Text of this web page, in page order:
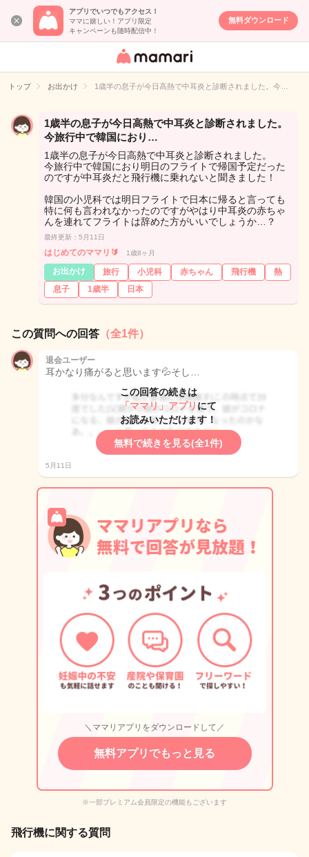
アプリでいつでもアクセス！
ママに嬉しい！アプリ限定
キャンペーンも随時配信中！
無料ダウンロード
女性専用匿名QA
イト
トップ お出かけ 1歳半の息子が今日高熱で中耳炎と診断されました。今…
1歳半の息子が今日高熱で中耳炎と診断されました。
今旅行中で韓国におり…
1歳半の息子が今日高熱で中耳炎と診断されました。
今旅行中で韓国におり明日のフライトで帰国予定だった
のですが中耳炎だと飛行機に乗れないと聞きました！
韓国の小児科では明日フライトで日本に帰ると言っても
特に何も言われなかったのですがやはり中耳炎の赤ちゃ
んを連れてフライトは辞めた方がいいでしょうか…？
最終更新：5月11日
はじめてのママリ🔰 1歳8ヶ月
お出かけ 旅行 小児科 赤ちゃん 飛行機
熱
息子
1歳半 日本
この質問への回答 （全1件）
退会ユーザー
耳かなり痛がると思います💦そし…
この回答の続きは
「ママリ」アプリ にて
お読みいただけます！
無料で続きを見る(全1件)
5月11日
＼ママリアプリをダウンロードして／
無料アプリでもっと見る
※一部プレミアム会員限定の機能もございます
飛行機に関する質問